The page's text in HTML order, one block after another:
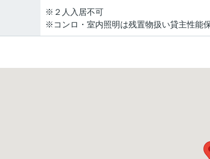
※２人入居不可
※コンロ・室内照明は残置物扱い貸主性能